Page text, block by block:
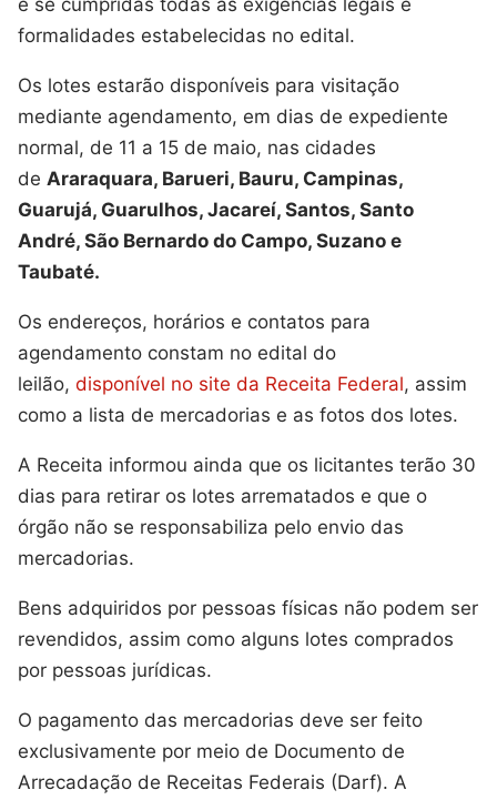
formalidades estabelecidas no edital.
Os lotes estarão disponíveis para visitação
mediante agendamento, em dias de expediente
normal, de 11 a 15 de maio, nas cidades
de Araraquara, Barueri, Bauru, Campinas,
Guarujá, Guarulhos, Jacareí, Santos, Santo
André, São Bernardo do Campo, Suzano e
Taubaté.
Os endereços, horários e contatos para
agendamento constam no edital do
leilão, disponível no site da Receita Federal, assim
como a lista de mercadorias e as fotos dos lotes.
A Receita informou ainda que os licitantes terão 30
dias para retirar os lotes arrematados e que o
órgão não se responsabiliza pelo envio das
mercadorias.
Bens adquiridos por pessoas físicas não podem ser
revendidos, assim como alguns lotes comprados
por pessoas jurídicas.
O pagamento das mercadorias deve ser feito
exclusivamente por meio de Documento de
Arrecadação de Receitas Federais (Darf). A